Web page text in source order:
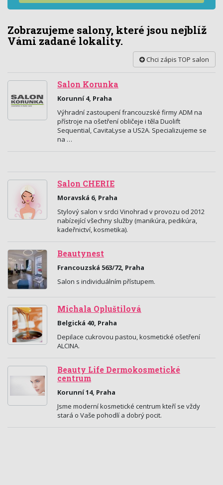
Zobrazujeme salony, které jsou nejblíž
Vámi zadané lokality.
Chci zápis TOP salon
Salon Korunka
Korunní 4, Praha
Výhradní zastoupení francouzské firmy ADM na
přístroje na ošetření obličeje i těla Duolift
Sequential, CavitaLyse a US2A. Specializujeme se
na …
Salon CHERIE
Moravská 6, Praha
Stylový salon v srdci Vinohrad v provozu od 2012
nabízející všechny služby (manikúra, pedikúra,
kadeřnictví, kosmetika).
Beautynest
Francouzská 563/72, Praha
Salon s individuálním přístupem.
Michala Opluštilová
Belgická 40, Praha
Depilace cukrovou pastou, kosmetické ošetření
ALCINA.
Beauty Life Dermokosmetické
centrum
Korunní 14, Praha
Jsme moderní kosmetické centrum kteří se vždy
stará o Vaše pohodlí a dobrý pocit.